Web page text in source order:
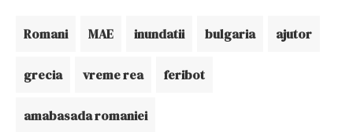
Romani MAE inundatii bulgaria ajutor
grecia vreme rea feribot
amabasada romaniei